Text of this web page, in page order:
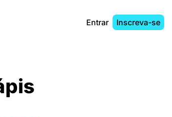
Entrar Inscreva-se